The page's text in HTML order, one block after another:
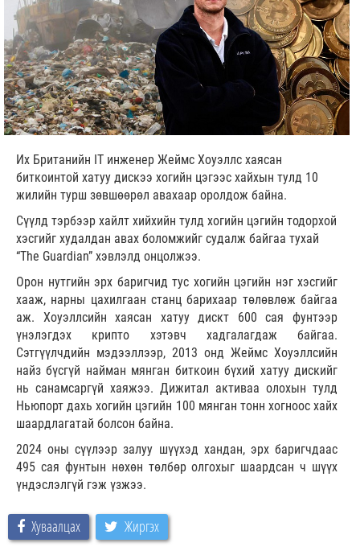
Их Британийн IT инженер Жеймс Хоуэллс хаясан
биткоинтой хатуу дискээ хогийн цэгээс хайхын тулд 10
жилийн турш зөвшөөрөл авахаар оролдож байна.
Сүүлд тэрбээр хайлт хийхийн тулд хогийн цэгийн тодорхой
хэсгийг худалдан авах боломжийг судалж байгаа тухай
“The Guardian” хэвлэлд онцолжээ.
Орон нутгийн эрх баригчид тус хогийн цэгийн нэг хэсгийг
хааж, нарны цахилгаан станц барихаар төлөвлөж байгаа
аж. Хоуэллсийн хаясан хатуу дискт 600 сая фунтээр
үнэлэгдэх крипто хэтэвч хадгалагдаж байгаа.
Сэтгүүлчдийн мэдээллээр, 2013 онд Жеймс Хоуэллсийн
найз бүсгүй найман мянган биткоин бүхий хатуу дискийг
нь санамсаргүй хаяжээ. Дижитал активаа олохын тулд
Ньюпорт дахь хогийн цэгийн 100 мянган тонн хогноос хайх
шаардлагатай болсон байна.
2024 оны сүүлээр залуу шүүхэд хандан, эрх баригчдаас
495 сая фунтын нөхөн төлбөр олгохыг шаардсан ч шүүх
үндэслэлгүй гэж үзжээ.
Хуваалцах Жиргэх